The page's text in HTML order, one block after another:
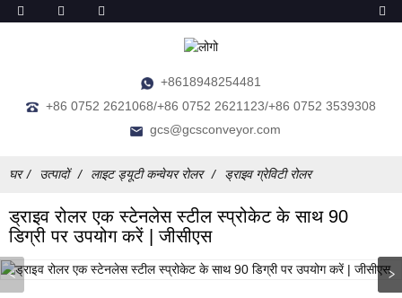
+8618948254481
+86 0752 2621068/+86 0752 2621123/+86 0752 3539308
gcs@gcsconveyor.com
घर उत्पादों लाइट ड्यूटी कन्वेयर रोलर ड्राइव ग्रेविटी रोलर
ड्राइव रोलर एक स्टेनलेस स्टील स्प्रोकेट के साथ 90
डिग्री पर उपयोग करें | जीसीएस